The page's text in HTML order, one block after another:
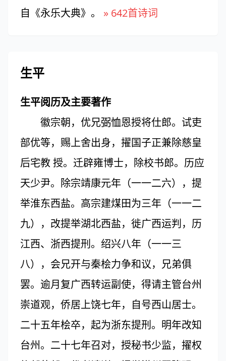
自《永乐大典》。 » 642首诗词
生平
生平阅历及主要著作
徽宗朝，优兄弼恤恩授将仕郎。试吏
部优等，赐上舍出身，擢国子正兼除慈皇
后宅教 授。迁辟雍博士，除校书郎。历应
天少尹。除宗靖康元年（一一二六），提
举淮东西盐。高宗建煤田为三年（一一二
九），改提举湖北西盐，徙广西运判，历
江西、浙西提刑。绍兴八年（一一三
八），会兄开与秦桧力争和议，兄弟俱
罢。逾月复广西转运副使，得请主管台州
崇道观，侨居上饶七年，自号西山居士。
二十五年桧卒，起为浙东提刑。明年改知
台州。二十七年召对，授秘书少监，擢权